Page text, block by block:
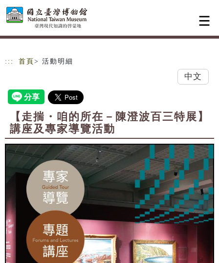
跳到主要內容
網站導覽
::: 首頁 > 活動明細
中文
【走揣・咱的所在－陳澄波百三特展】
講座及專家導覽活動